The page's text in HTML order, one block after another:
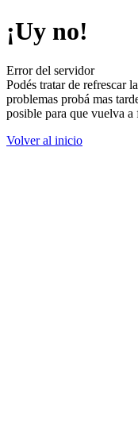
¡Uy no!
Error del servidor
Podés tratar de refrescar
problemas probá mas
posible para que vuelva a
Volver al inicio